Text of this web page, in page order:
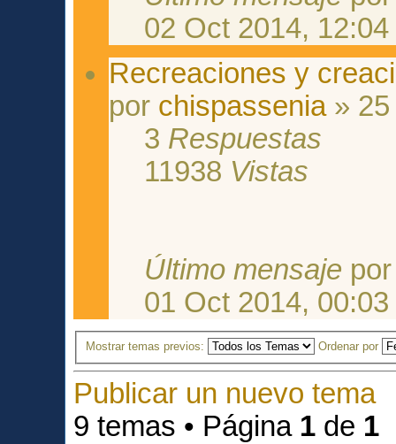
02 Oct 2014, 12:04
Recreaciones y
por chispassenia» 25
3 Respuestas
11938 Vistas
Último mensaje
01 Oct 2014, 00:03
Mostrar temas previos: Ordenar por
Publicar un nuevo tema
9 temas • Página 1 de 1